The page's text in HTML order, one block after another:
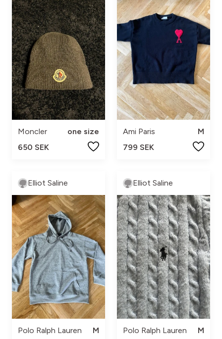
Moncler
one size
650 SEK
Ami Paris
M
799 SEK
Elliot Saline
Polo Ralph Lauren
M
Elliot Saline
Polo Ralph Lauren
M